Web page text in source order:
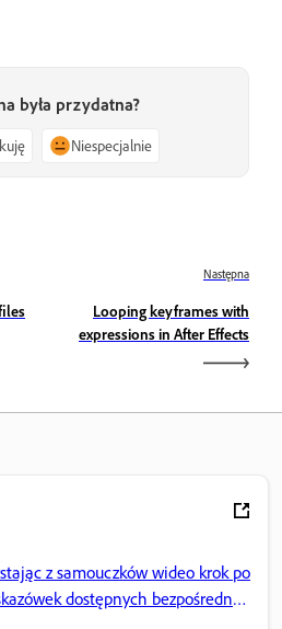
była przydatna?
Niespecjalnie
Następna
Looping keyframes with
expressions in After Effects
z samouczków wideo krok po
dostępnych bezpośrednio